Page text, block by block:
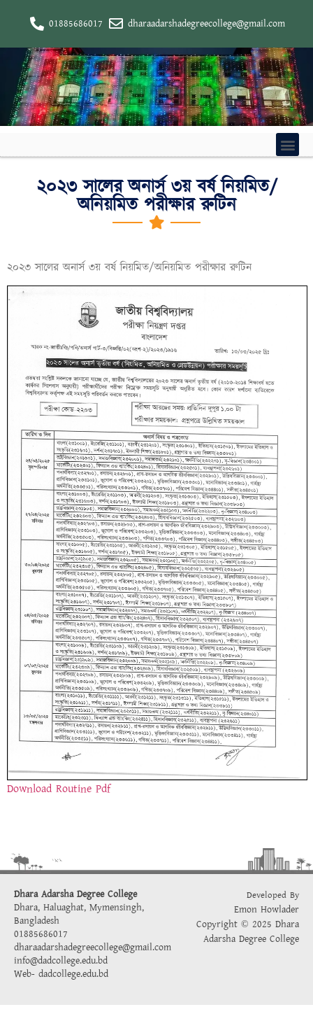
01885686017 dharaadarshadegreecollege@gmail.com
২০২৩ সালের অনার্স ৩য় বর্ষ নিয়মিত/
অনিয়মিত পরীক্ষার রুটিন
২০২৩ সালের অনার্স ৩য় বর্ষ নিয়মিত/অনিয়মিত পরীক্ষার রুটিন
Download Routine Pdf
Dhara Adarsha Degree College
Dhara, Haluaghat, Mymensingh,
Bangladesh
01885686017
dharaadarshadegreecollege@gmail.com
info@dadcollege.edu.bd
Web- dadcollege.edu.bd
Developed By
Emon Howlader
Copyright © 2025 Dhara
Adarsha Degree College